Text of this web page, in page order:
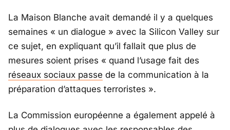
La Maison Blanche avait demandé il y a quelques
semaines « un dialogue » avec la Silicon Valley sur
ce sujet, en expliquant qu’il fallait que plus de
mesures soient prises « quand l’usage fait des
réseaux sociaux passe de la communication à la
préparation d’attaques terroristes ».
La Commission européenne a également appelé à